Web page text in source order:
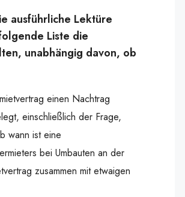
ausführliche Lektüre
Liste die
unabhängig davon, ob
einen Nachtrag
einschließlich der Frage,
wann ist eine
bei Umbauten an der
zusammen mit etwaigen